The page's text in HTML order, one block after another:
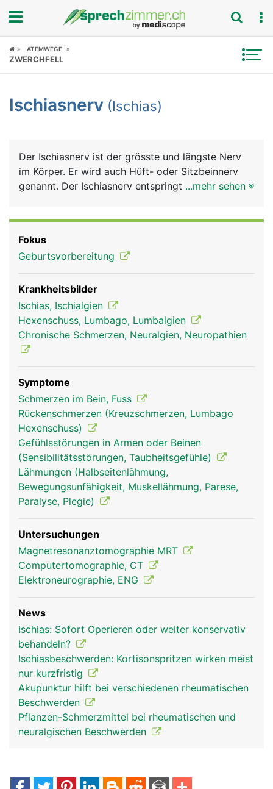
Fokus
Symptome
News
Rubriken
ATEMWEGE
ZWERCHFELL
Ischiasnerv (Ischias)
Der Ischiasnerv ist der grösste und längste Nerv
im Körper. Er wird auch Hüft- oder Sitzbeinnerv
genannt. Der Ischiasnerv entspringt in Höhe der
Rückseite des Beines und zieht bis zu den Zehen.
In Höhe der Kniekehle teilt er sich in einen
Wadennerv und einen Schienbeinnerv. Der
Ischiasnerv leitet einerseits Schmerz- und
Gefühlswahrnehmungen von den Beinen und
Füssen zum Gehirn und andererseits
Bewegungssignale vom Gehirn zu den jeweiligen
Muskeln der Beine und Füsse. Schäden des
Taubheitsgefühle oder Muskelschwächen bzw.
Lähmungen an den Beinen auslösen.
ischiasnerv frau
...mehr sehen
Fokus
Geburtsvorbereitung
Krankheitsbilder
Ischias, Ischialgien
Hexenschuss, Lumbago, Lumbalgien
Chronische Schmerzen, Neuralgien, Neuropathien
Symptome
Schmerzen im Bein, Fuss
Rückenschmerzen (Kreuzschmerzen, Lumbago
Hexenschuss)
Gefühlsstörungen in Armen oder Beinen
(Sensibilitätsstörungen, Taubheitsgefühle)
Lähmungen (Halbseitenlähmung,
Bewegungsunfähigkeit, Muskellähmung, Parese,
Paralyse, Plegie)
Untersuchungen
Magnetresonanztomographie MRT
Computertomographie, CT
Elektroneurographie, ENG
News
Ischias: Sofort Operieren oder weiter konservativ
behandeln?
Ischiasbeschwerden: Kortisonspritzen wirken meist
nur kurzfristig
Akupunktur hilft bei verschiedenen rheumatischen
Beschwerden
Pflanzen-Schmerzmittel bei rheumatischen und
neuralgischen Beschwerden